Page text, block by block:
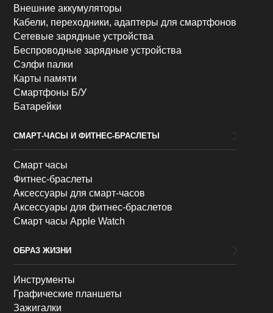
Внешние аккумуляторы
Кабели, переходники, адаптеры для смартфонов
Сетевые зарядные устройства
Беспроводные зарядные устройства
Сэлфи палки
Карты памяти
Смартфоны Б/У
Батарейки
СМАРТ-ЧАСЫ И ФИТНЕС-БРАСЛЕТЫ
Смарт часы
Фитнес-браслеты
Аксессуары для смарт-часов
Аксессуары для фитнес-браслетов
Смарт часы Apple Watch
ОБРАЗ ЖИЗНИ
Инструменты
Графические планшеты
Зажигалки